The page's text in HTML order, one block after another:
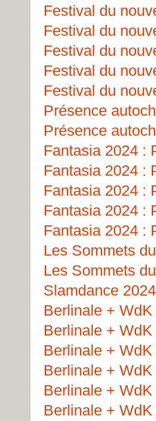
Festival du
Festival du
Festival du
Festival du
Festival du
Présence
Présence
Fantasia 2024 :
Fantasia 2024 :
Fantasia 2024 :
Fantasia 2024 :
Fantasia 2024 :
Les Sommets
Les Sommets
Slamdance
Berlinale +
Berlinale +
Berlinale +
Berlinale +
Berlinale +
Berlinale +